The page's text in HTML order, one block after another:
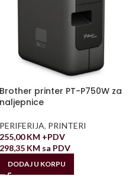
Brother printer PT-P750W za
naljepnice
PERIFERIJA, PRINTERI
255,00KM +PDV
298,35 KM sa PDV
DODAJ U KORPU